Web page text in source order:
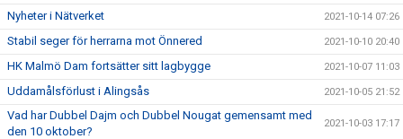
Nyheter i Nätverket 2021-10-14 07:26
Stabil seger för herrarna mot Önnered 2021-10-10 20:40
HK Malmö Dam fortsätter sitt lagbygge 2021-10-07 11:03
Uddamålsförlust i Alingsås 2021-10-05 21:52
Vad har Dubbel Dajm och Dubbel Nougat gemensamt med
den 10 oktober?
2021-10-03 17:17